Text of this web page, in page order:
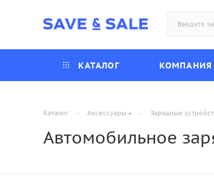
КАТАЛОГ КОМПАНИЯ
Каталог — Аксессуары — Зарядные
Автомобильное